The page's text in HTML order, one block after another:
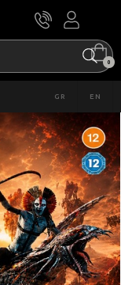
0
GR EN